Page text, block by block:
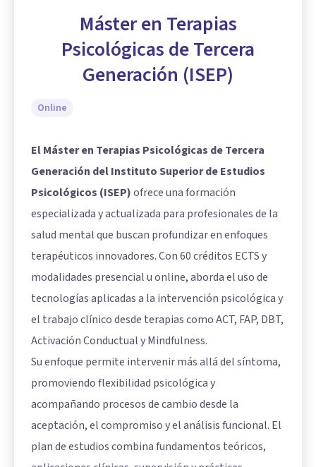
Máster en Terapias
Psicológicas de Tercera
Generación (ISEP)
Online
El Máster en Terapias Psicológicas de Tercera
Generación del Instituto Superior de Estudios
Psicológicos (ISEP)ofrece una formación
especializada y actualizada para profesionales de la
salud mental que buscan profundizar en enfoques
terapéuticos innovadores. Con 60 créditos ECTS y
modalidades presencial u online, aborda el uso de
tecnologías aplicadas a la intervención psicológica y
el trabajo clínico desde terapias como ACT, FAP, DBT,
Activación Conductual y Mindfulness.
Su enfoque permite intervenir más allá del síntoma,
promoviendo flexibilidad psicológica y
acompañando procesos de cambio desde la
aceptación, el compromiso y el análisis funcional. El
plan de estudios combina fundamentos teóricos,